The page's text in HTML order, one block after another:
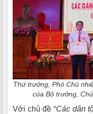
Thứ trưởng, Phó Chủ
của Bộ trưởng,
Với chủ đề “Các dân